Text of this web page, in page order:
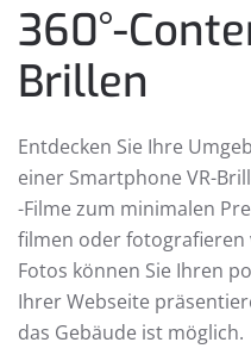
360°-
Brillen
Entdecken Sie Ihre
einer Smartphone VR-
-Filme zum minimalen
filmen oder fotografieren
Fotos können Sie Ihren
Ihrer Webseite
das Gebäude ist möglich.